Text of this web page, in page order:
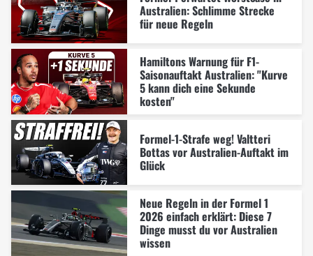
Australien: Schlimme Strecke
für neue Regeln
Hamiltons Warnung für F1-
Saisonauftakt Australien: "Kurve
5 kann dich eine Sekunde
kosten"
Formel-1-Strafe weg! Valtteri
Bottas vor Australien-Auftakt im
Glück
Neue Regeln in der Formel 1
2026 einfach erklärt: Diese 7
Dinge musst du vor Australien
wissen